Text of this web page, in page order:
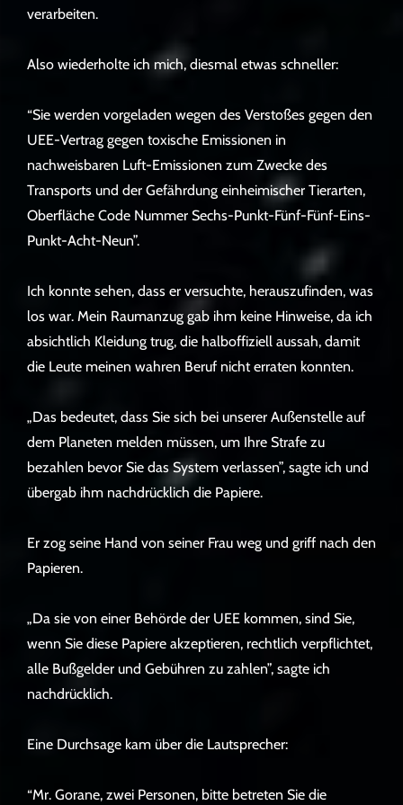
verarbeiten.
Also wiederholte ich mich, diesmal etwas schneller:
“Sie werden vorgeladen wegen des Verstoßes gegen den
UEE-Vertrag gegen toxische Emissionen in
nachweisbaren Luft-Emissionen zum Zwecke des
Transports und der Gefährdung einheimischer Tierarten,
Oberfläche Code Nummer Sechs-Punkt-Fünf-Fünf-Eins-
Punkt-Acht-Neun”.
Ich konnte sehen, dass er versuchte, herauszufinden, was
los war. Mein Raumanzug gab ihm keine Hinweise, da ich
absichtlich Kleidung trug, die halboffiziell aussah, damit
die Leute meinen wahren Beruf nicht erraten konnten.
„Das bedeutet, dass Sie sich bei unserer Außenstelle auf
dem Planeten melden müssen, um Ihre Strafe zu
bezahlen bevor Sie das System verlassen”, sagte ich und
übergab ihm nachdrücklich die Papiere.
Er zog seine Hand von seiner Frau weg und griff nach den
Papieren.
„Da sie von einer Behörde der UEE kommen, sind Sie,
wenn Sie diese Papiere akzeptieren, rechtlich verpflichtet,
alle Bußgelder und Gebühren zu zahlen”, sagte ich
nachdrücklich.
Eine Durchsage kam über die Lautsprecher:
“Mr. Gorane, zwei Personen, bitte betreten Sie die